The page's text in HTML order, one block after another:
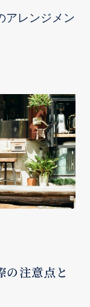
アレンジメン
の注意点と